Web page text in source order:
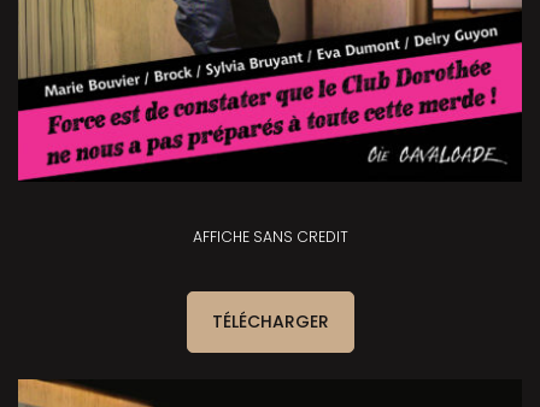
AFFICHE SANS CREDIT
TÉLÉCHARGER